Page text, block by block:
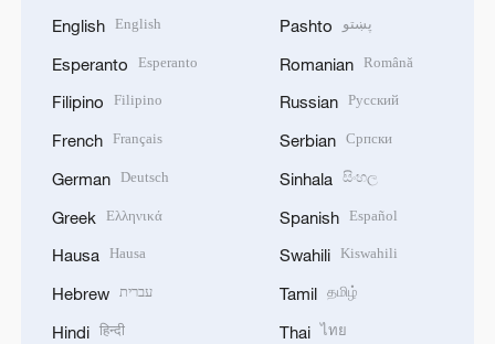
English English
Esperanto Esperanto
Filipino Filipino
French Français
German Deutsch
Greek Ελληνικά
Hausa Hausa
Hebrew עברית
Hindi हिन्दी
Pashto پښتو
Romanian Română
Russian Русский
Serbian Српски
Sinhala සිංහල
Spanish Español
Swahili Kiswahili
Tamil தமிழ்
Thai ไทย